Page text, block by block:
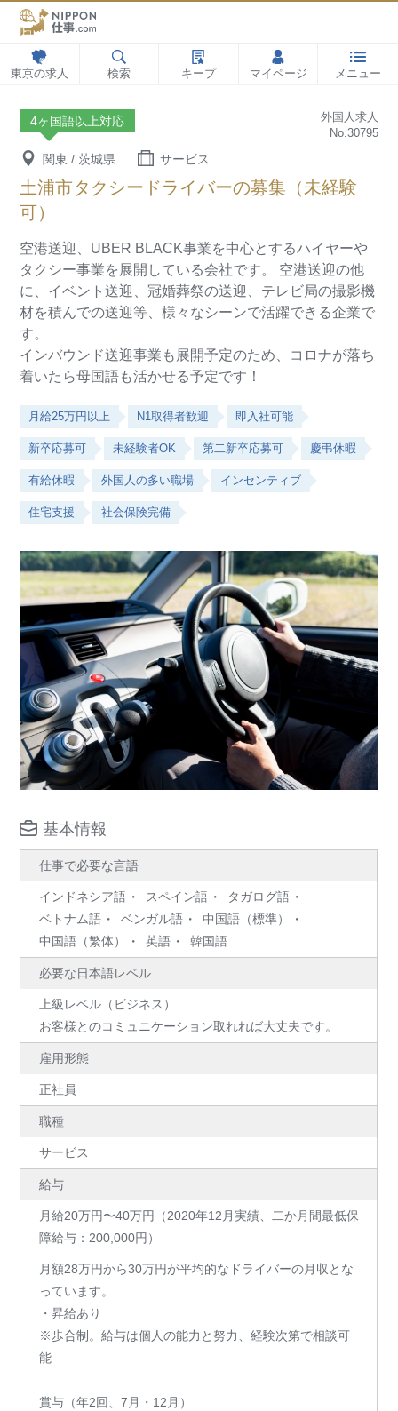
東京の求人 検索 キープ マイページ メニュー
4ヶ国語以上対応
外国人求人
No.30795
関東 / 茨城県 サービス
土浦市タクシードライバーの募集（未経験
可）
空港送迎、UBER BLACK事業を中心とするハイヤーや
タクシー事業を展開している会社です。
空港送迎の他
に、イベント送迎、冠婚葬祭の送迎、テレビ局の撮影機
材を積んでの送迎等、様々なシーンで活躍できる企業で
す。
インバウンド送迎事業も展開予定のため、コロナが落ち
着いたら母国語も活かせる予定です！
月給25万円以上 N1取得者歓迎 即入社可能
新卒応募可 未経験者OK 第二新卒応募可 慶弔休暇
有給休暇 外国人の多い職場 インセンティブ
住宅支援 社会保険完備
基本情報
仕事で必要な言語
インドネシア語 スペイン語
タガログ語
ベトナム語
ベンガル語
中国語（標準）
中国語（繁体）
英語 韓国語
必要な日本語レベル
上級レベル（ビジネス）
お客様とのコミュニケーション取れれば大丈夫です。
雇用形態
正社員
職種
サービス
給与
月給20万円〜40万円（2020年12月実績、二か月間最低保
障給与：200,000円）
月額28万円から30万円が平均的なドライバーの月収とな
っています。
・昇給あり
※歩合制。給与は個人の能力と努力、経験次第で相談可
能
賞与（年2回、7月・12月）